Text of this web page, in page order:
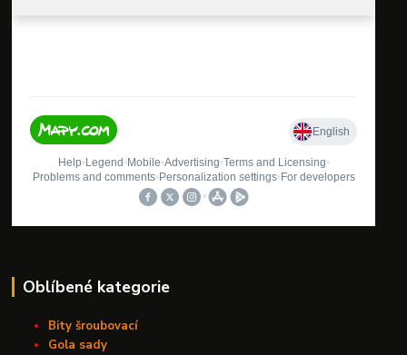
Oblíbené kategorie
Bity šroubovací
Gola sady